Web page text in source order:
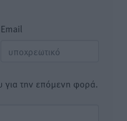
Email
για την επόμενη φορά.